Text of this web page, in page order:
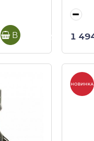
В корзину 1
НОВИНКА